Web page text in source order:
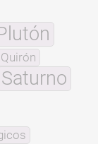
Quirón
Saturno